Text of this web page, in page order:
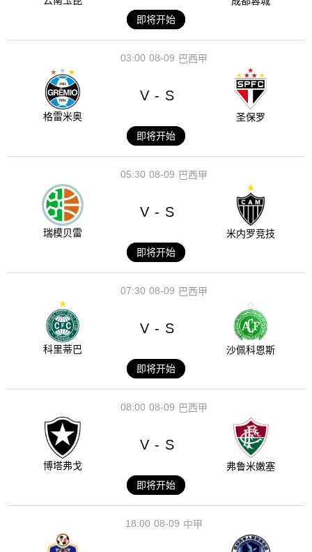
即将开始
08-09
03:00 巴西甲
格雷米奥
V - S
圣保罗
即将开始
08-09
05:30 巴西甲
瑞模贝雷
V - S
米内罗竞技
即将开始
08-09
07:30 巴西甲
科里蒂巴
V - S
沙佩科恩斯
即将开始
08-09
08:00 巴西甲
博塔弗戈
V - S
弗鲁米嫩塞
即将开始
08-09
18:00 中甲